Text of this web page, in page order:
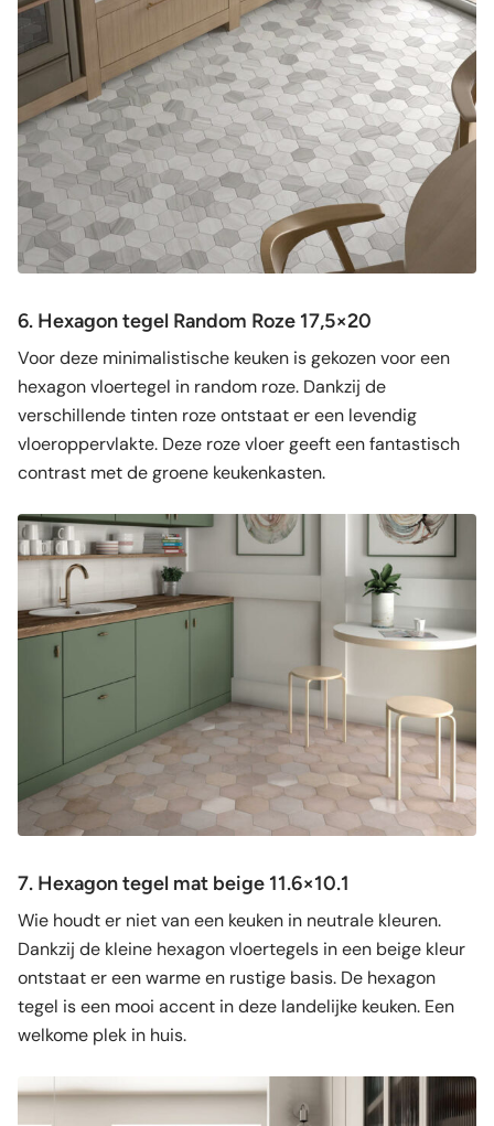
6. Hexagon tegel Random Roze 17,5×20
Voor deze minimalistische keuken is gekozen voor een
hexagon vloertegel in random roze. Dankzij de
verschillende tinten roze ontstaat er een levendig
vloeroppervlakte. Deze roze vloer geeft een fantastisch
contrast met de groene keukenkasten.
7. Hexagon tegel mat beige 11.6×10.1
Wie houdt er niet van een keuken in neutrale kleuren.
Dankzij de kleine hexagon vloertegels in een beige kleur
ontstaat er een warme en rustige basis. De hexagon
tegel is een mooi accent in deze landelijke keuken. Een
welkome plek in huis.